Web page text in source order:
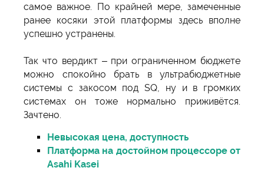
самое важное. По крайней мере, замеченные
ранее косяки этой платформы здесь вполне
успешно устранены.
Так что вердикт – при ограниченном бюджете
можно спокойно брать в ультрабюджетные
системы с закосом под SQ, ну и в громких
системах он тоже нормально приживётся.
Зачтено.
Невысокая цена, доступность
Платформа на достойном процессоре от
Asahi Kasei